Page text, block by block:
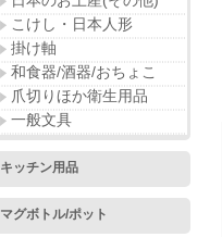
こけし・日本人形
掛け軸
和食器/酒器/おちょこ
爪切りほか衛生用品
一般文具
キッチン用品
マグボトル/ポット